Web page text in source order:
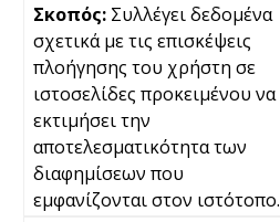
Συλλέγει δεδομένα
σχετικά με τις επισκέψεις
πλοήγησης του χρήστη σε
ιστοσελίδες προκειμένου να
εκτιμήσει την
αποτελεσματικότητα των
διαφημίσεων που
εμφανίζονται στον ιστότοπο.